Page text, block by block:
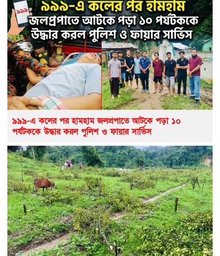
৯৯৯-এ কলের পর হামহাম জলপ্রপাতে আটকে পড়া ১০
পর্যটককে উদ্ধার করল পুলিশ ও ফায়ার সার্ভিস